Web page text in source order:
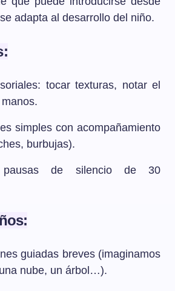
adapta al desarrollo del niño.
tocar texturas, notar el
simples con acompañamiento
burbujas).
pausas de silencio de 30
guiadas breves (imaginamos
nube, un árbol…).